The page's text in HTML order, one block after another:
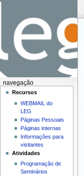
navegação
Recursos
WEBMAIL do
LEG
Páginas Pessoais
Páginas internas
Informações para
visitantes
Atividades
Programação de
Seminários